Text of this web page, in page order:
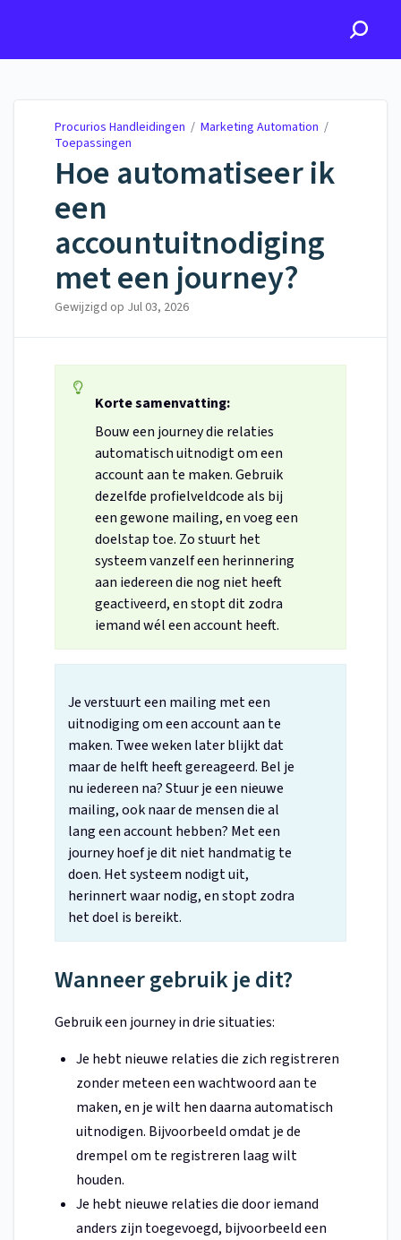
Procurios Handleidingen / Marketing Automation /
Toepassingen
Hoe automatiseer ik
een
accountuitnodiging
met een journey?
Gewijzigd op Jul 03, 2026
Korte samenvatting:
Bouw een journey die relaties
automatisch uitnodigt om een
account aan te maken. Gebruik
dezelfde profielveldcode als bij
een gewone mailing, en voeg een
doelstap toe. Zo stuurt het
systeem vanzelf een herinnering
aan iedereen die nog niet heeft
geactiveerd, en stopt dit zodra
iemand wél een account heeft.
Je verstuurt een mailing met een
uitnodiging om een account aan te
maken. Twee weken later blijkt dat
maar de helft heeft gereageerd. Bel je
nu iedereen na? Stuur je een nieuwe
mailing, ook naar de mensen die al
lang een account hebben? Met een
journey hoef je dit niet handmatig te
doen. Het systeem nodigt uit,
herinnert waar nodig, en stopt zodra
het doel is bereikt.
Wanneer gebruik je dit?
Gebruik een journey in drie situaties:
Je hebt nieuwe relaties die zich registreren
zonder meteen een wachtwoord aan te
maken, en je wilt hen daarna automatisch
uitnodigen. Bijvoorbeeld omdat je de
drempel om te registreren laag wilt
houden.
Je hebt nieuwe relaties die door iemand
anders zijn toegevoegd, bijvoorbeeld een